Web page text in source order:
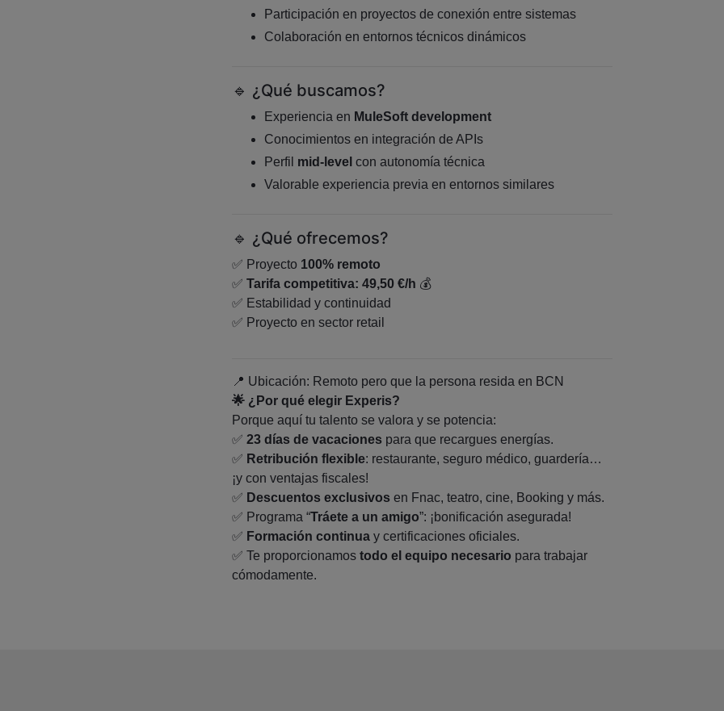
Participación en proyectos de conexión entre sistemas
Colaboración en entornos técnicos dinámicos
🔹 ¿Qué buscamos?
Experiencia en MuleSoft development
Conocimientos en integración de APIs
Perfil mid-level con autonomía técnica
Valorable experiencia previa en entornos similares
🔹 ¿Qué ofrecemos?
✅ Proyecto 100% remoto
✅ Tarifa competitiva: 49,50 €/h 💰
✅ Estabilidad y continuidad
✅ Proyecto en sector retail
📍 Ubicación: Remoto pero que la persona resida en BCN
🌟¿Por qué elegir Experis?
Porque aquí tu talento se valora y se potencia:
✅ 23 días de vacacionespara que recargues energías.
✅ Retribución flexible: restaurante, seguro médico, guardería…
¡y con ventajas fiscales!
✅ Descuentos exclusivosen Fnac, teatro, cine, Booking y más.
✅ Programa “Tráete a un amigo”: ¡bonificación asegurada!
✅ Formación continuay certificaciones oficiales.
✅ Te proporcionamos todo el equipo necesario para trabajar
cómodamente.